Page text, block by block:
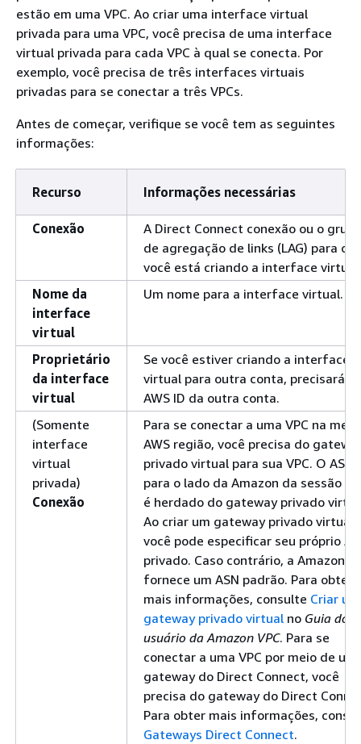
estão em uma VPC. Ao criar uma interface virtual
privada para uma VPC, você precisa de uma interface
virtual privada para cada VPC à qual se conecta. Por
exemplo, você precisa de três interfaces virtuais
privadas para se conectar a três VPCs.
Antes de começar, verifique se você tem as seguintes
informações:
Recurso Informações necessárias
Conexão
A Direct Connect conexão ou o grupo
de agregação de links (LAG) para o
você está criando a interface virtual.
Nome da
interface
virtual
Um nome para a interface virtual.
Proprietário
da interface
virtual
Se você estiver criando a interface
virtual para outra conta, precisará
AWS ID da outra conta.
(Somente
interface
virtual
privada)
Conexão
Para se conectar a uma VPC na
AWS região, você precisa do
privado virtual para sua VPC. O ASN
para o lado da Amazon da sessão
é herdado do gateway privado
Ao criar um gateway privado virtual,
você pode especificar seu próprio
privado. Caso contrário, a Amazon
fornece um ASN padrão. Para obter
mais informações, consulte Criar um
gateway privado virtual no Guia do
usuário da Amazon VPC. Para se
conectar a uma VPC por meio de um
gateway do Direct Connect, você
precisa do gateway do Direct
Para obter mais informações,
Gateways Direct Connect.